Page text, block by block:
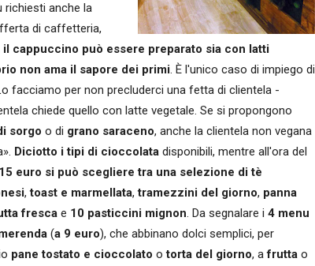
richiesti anche la
di caffetteria,
il cappuccino può essere preparato sia con latti
non ama il sapore dei primi. È l'unico caso di impiego di
facciamo per non precluderci una fetta di clientela -
chiede quello con latte vegetale. Se si propongono
sorgo o di grano saraceno, anche la clientela non vegana
Diciotto i tipi di cioccolata disponibili, mentre all'ora del
euro si può scegliere tra una selezione di tè
,toast e marmellata,tramezzini del giorno, panna
fresca e 10 pasticcini mignon. Da segnalare i 4 menu
(a 9 euro), che abbinano dolci semplici, per
pane tostato e cioccolato otorta del giorno, afrutta o